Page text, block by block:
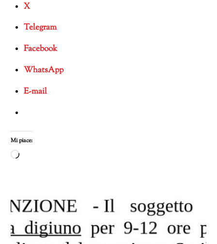
X
Telegram
Facebook
WhatsApp
E-mail
Mi piace:
Caricamento